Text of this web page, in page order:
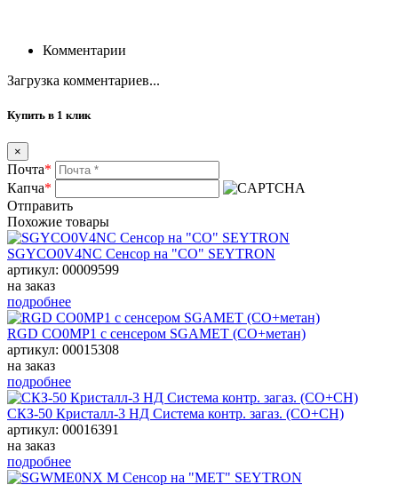
Комментарии
Загрузка комментариев...
Купить в 1 клик
×
Почта*
Капча*
Отправить
Похожие товары
SGYCO0V4NC Сенсор на "СО" SEYTRON
артикул: 00009599
на заказ
подробнее
RGD CO0MP1 с сенсером SGAMET (CO+метан)
артикул: 00015308
на заказ
подробнее
СКЗ-50 Кристалл-3 НД Система контр. загаз. (СО+СН)
артикул: 00016391
на заказ
подробнее